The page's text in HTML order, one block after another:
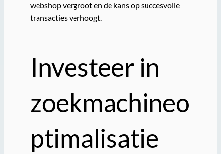
webshop vergroot en de kans op succesvolle
transacties verhoogt.
Investeer in
zoekmachineo
ptimalisatie